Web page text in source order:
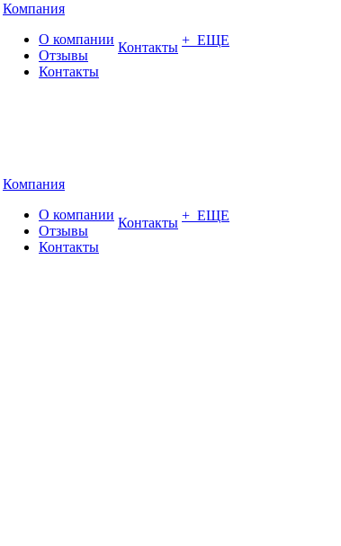
Компания
О компании
Отзывы
Контакты
Контакты + ЕЩЕ
Компания
О компании
Отзывы
Контакты
Контакты + ЕЩЕ